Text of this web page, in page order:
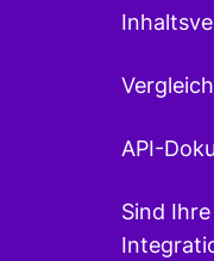
API-
Sind